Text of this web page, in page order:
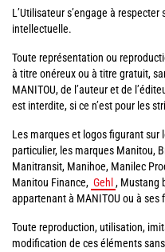
L’Utilisateur s’engage à
intellectuelle.
Toute représentation ou
à titre onéreux ou à titre gratuit,
MANITOU, de l’auteur et de
est interdite, si ce n’est pour les
Les marques et logos figurant sur
particulier, les marques Manitou,
Manitransit, Manihoe, Manilec
Manitou Finance, Gehl , Mustang
appartenant à MANITOU ou à ses
Toute reproduction, utilisation,
modification de ces éléments